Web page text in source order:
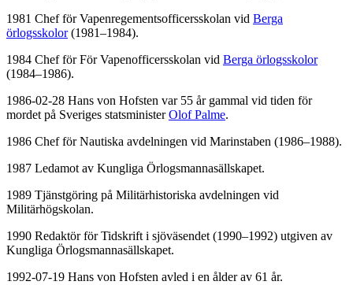
1981 Chef för Vapenregementsofficersskolan vid Berga
örlogsskolor(1981–1984).
1984 Chef för För Vapenofficersskolan vid Berga örlogsskolor
(1984–1986).
1986-02-28 Hans von Hofsten var 55 år gammal vid tiden för
mordet på Sveriges statsministerOlof Palme.
1986 Chef för Nautiska avdelningen vid Marinstaben (1986–1988).
1987 Ledamot av Kungliga Örlogsmannasällskapet.
1989 Tjänstgöring på Militärhistoriska avdelningen vid
Militärhögskolan.
1990 Redaktör för Tidskrift i sjöväsendet (1990–1992) utgiven av
Kungliga Örlogsmannasällskapet.
1992-07-19 Hans von Hofsten avled i en ålder av 61 år.